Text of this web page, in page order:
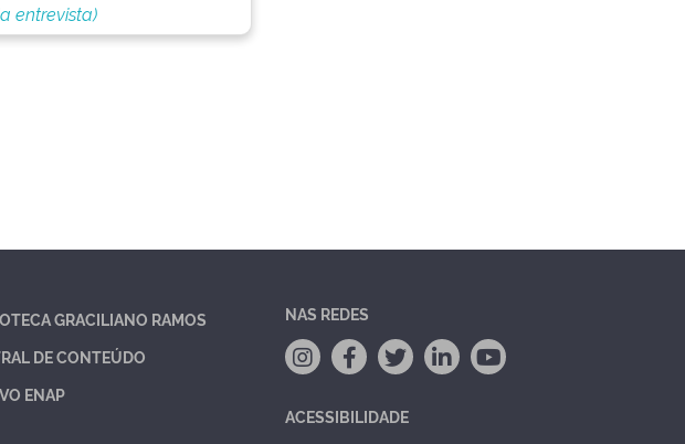
entrevista)
GRACILIANO RAMOS
DE CONTEÚDO
ENAP
NAS REDES
ACESSIBILIDADE